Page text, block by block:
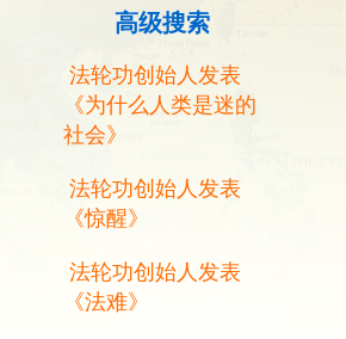
高级搜索
法轮功创始人发表
《为什么人类是迷的
社会》
法轮功创始人发表
《惊醒》
法轮功创始人发表
《法难》